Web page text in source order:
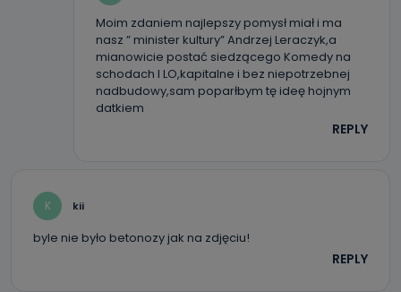
Moim zdaniem najlepszy pomysł miał i ma
nasz ” minister kultury” Andrzej Leraczyk,a
mianowicie postać siedzącego Komedy na
schodach l LO,kapitalne i bez niepotrzebnej
nadbudowy,sam poparłbym tę ideę hojnym
datkiem
REPLY
K kii
byle nie było betonozy jak na zdjęciu!
REPLY